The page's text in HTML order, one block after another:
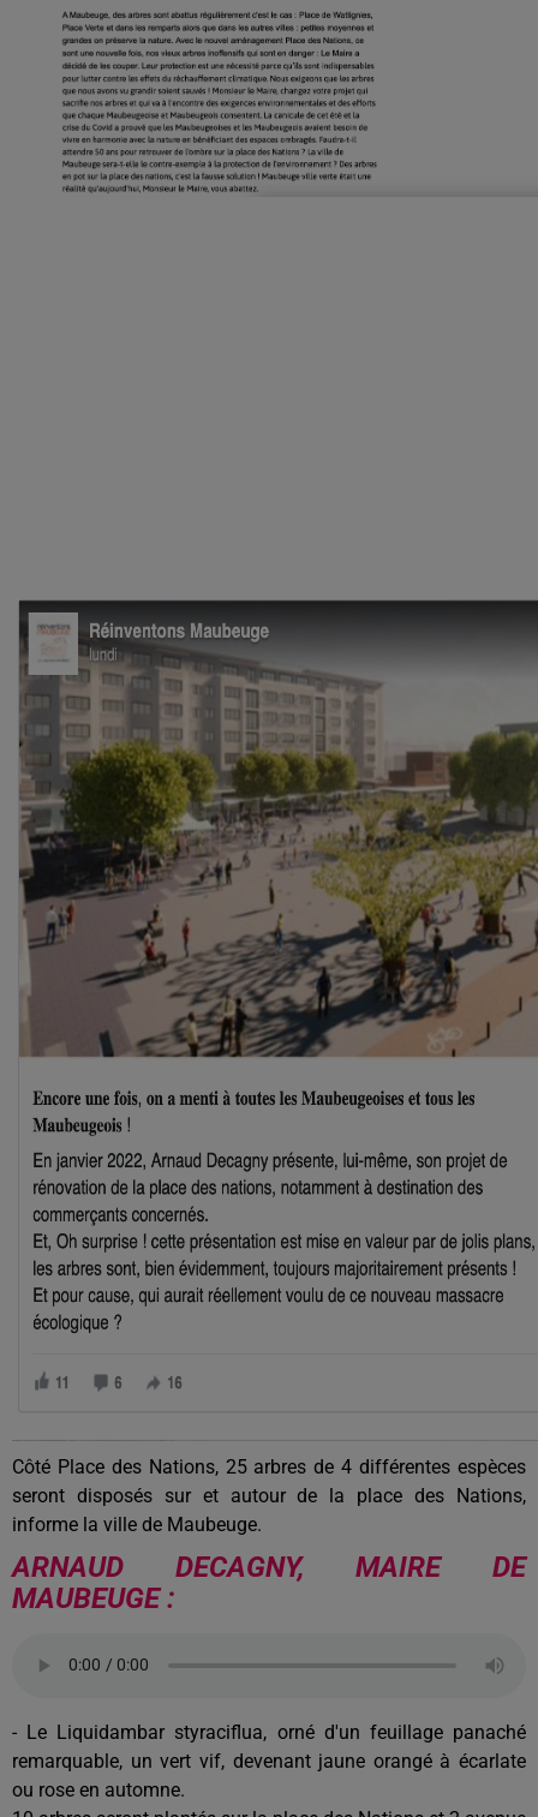
Côté Place des Nations, 25 arbres de 4 différentes espèces
seront disposés sur et autour de la place des Nations,
informe la ville de Maubeuge.
ARNAUD DECAGNY, MAIRE DE
MAUBEUGE :
- Le Liquidambar styraciflua, orné d'un feuillage panaché
remarquable, un vert vif, devenant jaune orangé à écarlate
ou rose en automne.